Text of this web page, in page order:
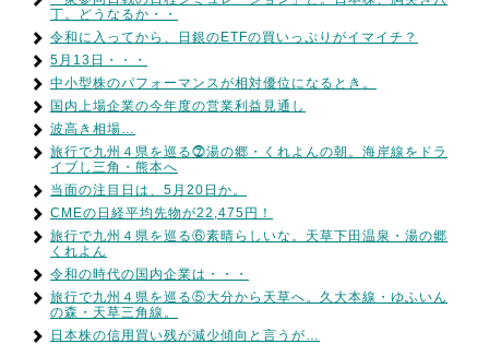
丁。どうなるか・・
令和に入ってから、日銀のETFの買いっぷりがイマイチ？
5月13日・・・
中小型株のパフォーマンスが相対優位になるとき。
国内上場企業の今年度の営業利益見通し
波高き相場…
旅行で九州４県を巡る⓻湯の郷・くれよんの朝。海岸線をドラ
イブし三角・熊本へ
当面の注目日は、5月20日か。
CMEの日経平均先物が22,475円！
旅行で九州４県を巡る⑥素晴らしいな。天草下田温泉・湯の郷
くれよん
令和の時代の国内企業は・・・
旅行で九州４県を巡る⑤大分から天草へ。久大本線・ゆふいん
の森・天草三角線。
日本株の信用買い残が減少傾向と言うが…